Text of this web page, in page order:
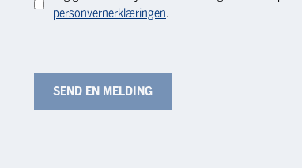
personvernerklæringen.